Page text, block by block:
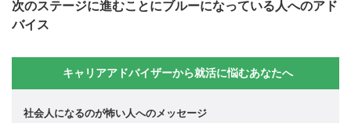
次のステージに進むことにブルーになっている人へのアド
バイス
キャリアアドバイザーから就活に悩むあなたへ
社会人になるのが怖い人へのメッセージ